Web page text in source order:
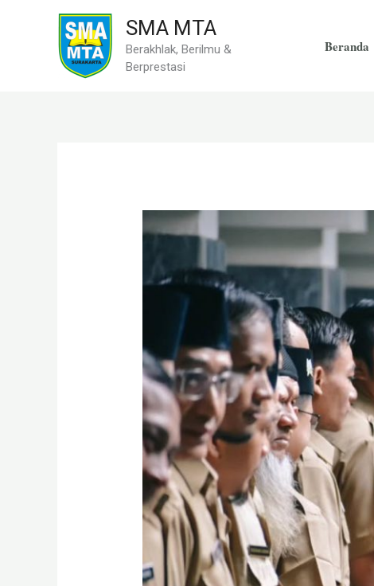
SMA MTA
Berakhlak, Berilmu &
Berprestasi
Beranda